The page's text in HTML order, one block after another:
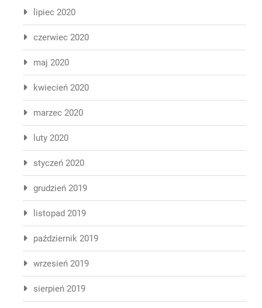
lipiec 2020
czerwiec 2020
maj 2020
kwiecień 2020
marzec 2020
luty 2020
styczeń 2020
grudzień 2019
listopad 2019
październik 2019
wrzesień 2019
sierpień 2019